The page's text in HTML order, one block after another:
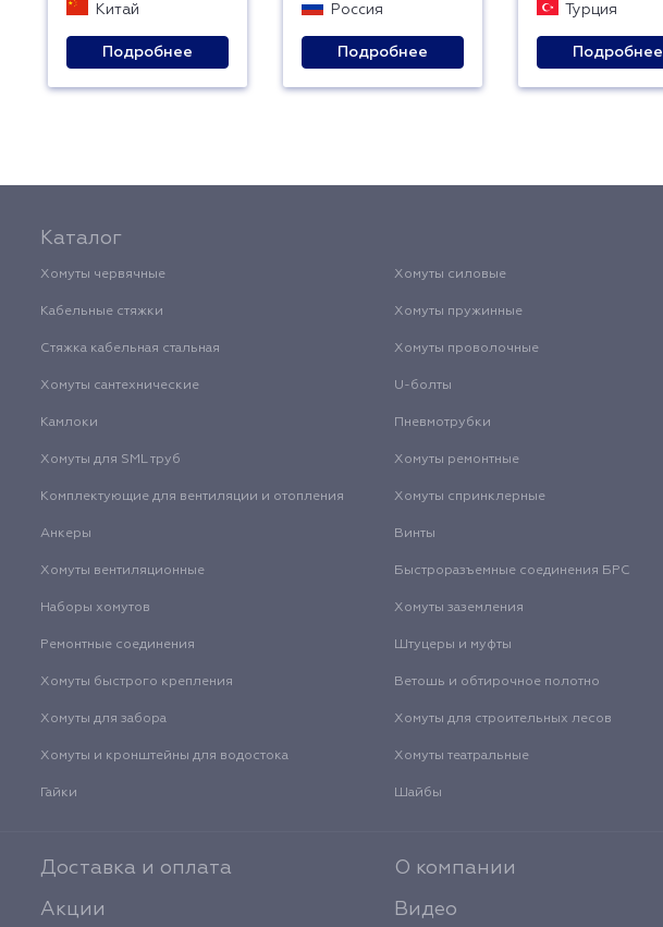
Китай
Подробнее
Россия
Подробнее
Турция
Подробнее
Каталог
Хомуты червячные Хомуты силовые
Кабельные стяжки Хомуты пружинные
Стяжка кабельная стальная Хомуты проволочные
Хомуты сантехнические U-болты
Камлоки Пневмотрубки
Хомуты для SML труб Хомуты ремонтные
Комплектующие для вентиляции и отопления Хомуты спринклерные
Анкеры Винты
Хомуты вентиляционные Быстроразъемные соединения БРС
Наборы хомутов Хомуты заземления
Ремонтные соединения Штуцеры и муфты
Хомуты быстрого крепления Ветошь и обтирочное полотно
Хомуты для забора Хомуты для строительных лесов
Хомуты и кронштейны для водостока Хомуты театральные
Гайки Шайбы
Доставка и оплата
Акции
О компании
Видео